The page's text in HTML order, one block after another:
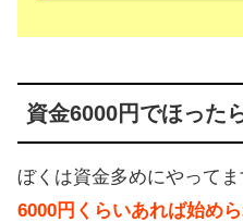
資金6000円でほった
ぼくは資金多めにやって
6000円くらいあれば始め